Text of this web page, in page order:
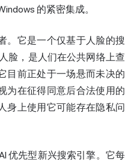
的紧密集成。
。它是一个仅基于人脸的搜
脸，是人们在公共网络上查
目前正处于一场悬而未决的
为在征得同意后合法使用的
身上使用它可能存在隐私问
优先型新兴搜索引擎。它每